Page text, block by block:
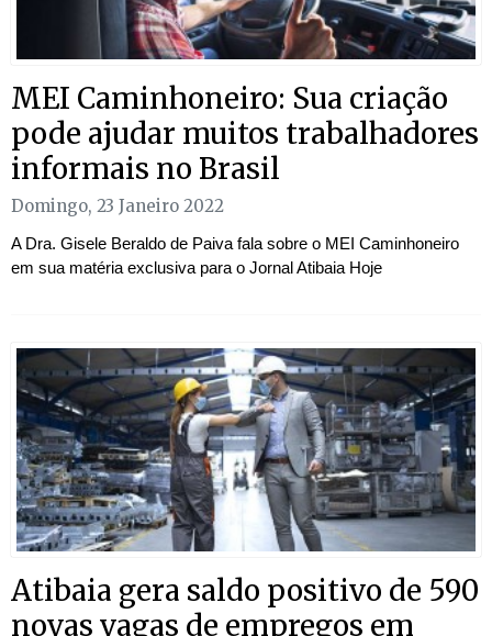
MEI Caminhoneiro: Sua criação
pode ajudar muitos trabalhadores
informais no Brasil
Domingo, 23 Janeiro 2022
A Dra. Gisele Beraldo de Paiva fala sobre o MEI Caminhoneiro
em sua matéria exclusiva para o Jornal Atibaia Hoje
Atibaia gera saldo positivo de 590
novas vagas de empregos em